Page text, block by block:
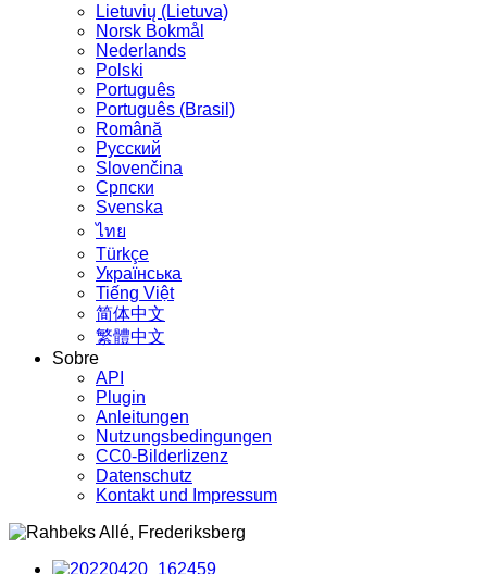
Lietuvių (Lietuva)
‪Norsk Bokmål‬
Nederlands
Polski
Português
Português (Brasil)
Română
Русский
Slovenčina
Српски
Svenska
ไทย
Türkçe
Українська
Tiếng Việt
简体中文
繁體中文
Sobre
API
Plugin
Anleitungen
Nutzungsbedingungen
CC0-Bilderlizenz
Datenschutz
Kontakt und Impressum